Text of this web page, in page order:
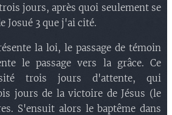
jours, après quoi seulement se
Josué 3 que j'ai cité.
la loi, le passage de témoin
le passage vers la grâce. Ce
trois jours d'attente, qui
jours de la victoire de Jésus (le
S'ensuit alors le baptême dans